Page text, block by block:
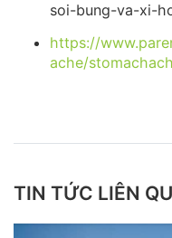
soi-bung-va-xi-
https://
ache/
TIN TỨC LIÊN